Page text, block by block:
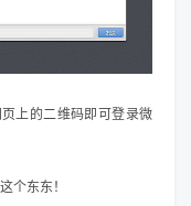
上的二维码即可登录微
个东东！